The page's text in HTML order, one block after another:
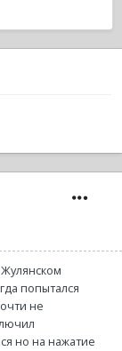
попытался
не
но на нажатие